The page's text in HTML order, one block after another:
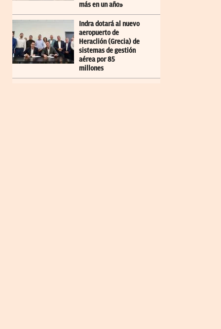
más en un año»
Indra dotará al nuevo
aeropuerto de
Heraclión (Grecia) de
sistemas de gestión
aérea por 85
millones